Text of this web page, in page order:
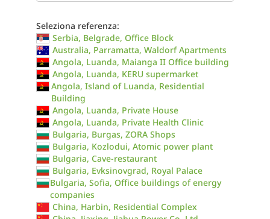
Seleziona referenza:
Serbia, Belgrade, Office Block
Australia, Parramatta, Waldorf Apartments
Angola, Luanda, Maianga II Office building
Angola, Luanda, KERU supermarket
Angola, Island of Luanda, Residential
Building
Angola, Luanda, Private House
Angola, Luanda, Private Health Clinic
Bulgaria, Burgas, ZORA Shops
Bulgaria, Kozlodui, Atomic power plant
Bulgaria, Cave-restaurant
Bulgaria, Evksinovgrad, Royal Palace
Bulgaria, Sofia, Office buildings of energy
companies
China, Harbin, Residential Complex